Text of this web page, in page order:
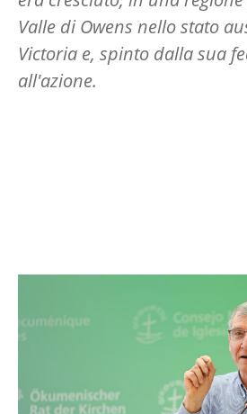
Valle di Owens nello stato
Victoria e, spinto dalla sua
all'azione.